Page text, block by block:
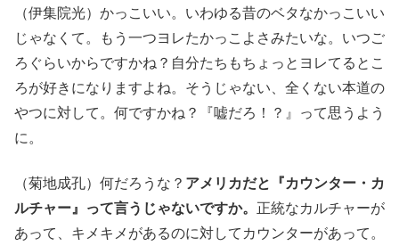
（伊集院光）かっこいい。いわゆる昔のベタなかっこいい
じゃなくて。もう一つヨレたかっこよさみたいな。いつご
ろぐらいからですかね？自分たちもちょっとヨレてるとこ
ろが好きになりますよね。そうじゃない、全くない本道の
やつに対して。何ですかね？『嘘だろ！？』って思うよう
に。
（菊地成孔）何だろうな？ アメリカだと『カウンター・カ
ルチャー』って言うじゃないですか。 正統なカルチャーが
あって、キメキメがあるのに対してカウンターがあって。